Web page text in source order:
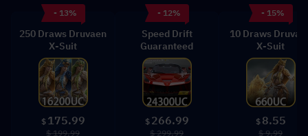
- 13%
250 Draws Druvaen
X-Suit
$ 175.99
$ 199.99
- 12%
Speed Drift
Guaranteed
$ 266.99
$ 299.99
- 15%
10 Draws
X-Suit
$ 8.55
$ 9.99